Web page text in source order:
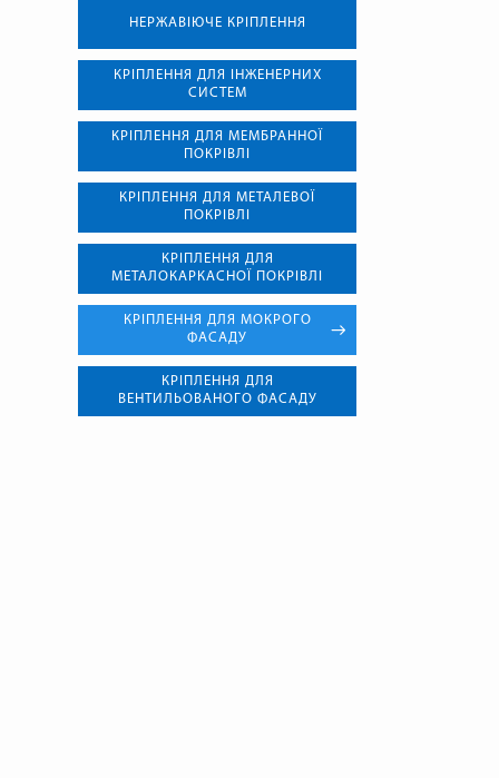
НЕРЖАВІЮЧЕ КРІПЛЕННЯ
КРІПЛЕННЯ ДЛЯ ІНЖЕНЕРНИХ
СИСТЕМ
КРІПЛЕННЯ ДЛЯ МЕМБРАННОЇ
ПОКРІВЛІ
КРІПЛЕННЯ ДЛЯ МЕТАЛЕВОЇ
ПОКРІВЛІ
КРІПЛЕННЯ ДЛЯ
МЕТАЛОКАРКАСНОЇ ПОКРІВЛІ
КРІПЛЕННЯ ДЛЯ МОКРОГО
ФАСАДУ
КРІПЛЕННЯ ДЛЯ
ВЕНТИЛЬОВАНОГО ФАСАДУ